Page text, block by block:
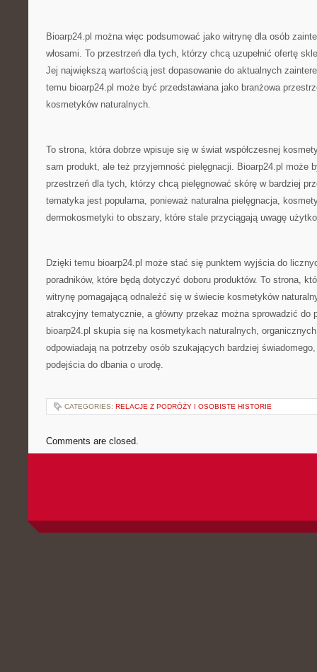
Bioarp24.pl można więc podsumować jako witrynę dla osób
włosami. To przestrzeń dla tych, którzy chcą uzupełnić ofertę
Jej największą wartością jest dopasowanie do aktualnych
temu bioarp24.pl może być przedstawiana jako branżowa
kosmetyków naturalnych.
To strona, która dobrze wpisuje się w świat współczesnej
sam produkt, ale też przyjemność pielęgnacji. Bioarp24.pl może
przestrzeń dla tych, którzy chcą pielęgnować skórę w bardziej
tematyka jest popularna, ponieważ naturalna pielęgnacja,
dermokosmetyki to obszary, które stale przyciągają uwagę
Dzięki temu bioarp24.pl może stać się punktem wyjścia do
poradników, które będą dotyczyć doboru produktów. To strona,
witrynę pomagającą odnaleźć się w świecie kosmetyków
atrakcyjny tematycznie, a główny przekaz można sprowadzić do
bioarp24.pl skupia się na kosmetykach naturalnych,
odpowiadają na potrzeby osób szukających bardziej
podejścia do dbania o urodę.
CATEGORIES: RELACJE Z PODRÓŻY I OSOBISTE HISTORIE
Comments are closed.